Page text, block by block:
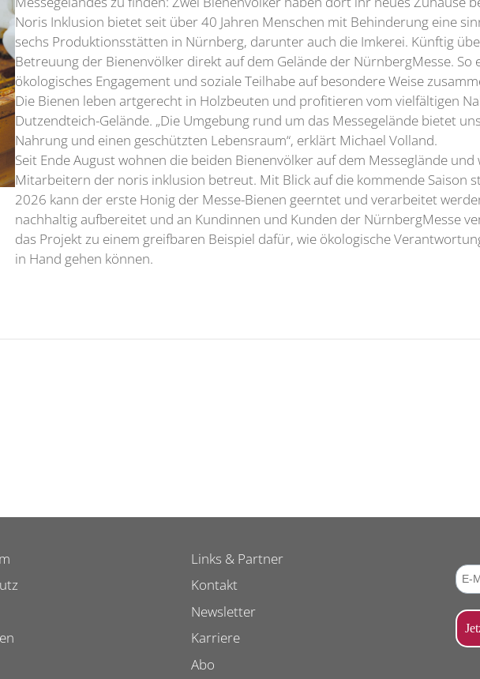
Noris Inklusion bietet seit über 40 Jahren Menschen mit Behinderung eine
sechs Produktionsstätten in Nürnberg, darunter auch die Imkerei. Künftig
Betreuung der Bienenvölker direkt auf dem Gelände der NürnbergMesse. So
ökologisches Engagement und soziale Teilhabe auf besondere Weise
Die Bienen leben artgerecht in Holzbeuten und profitieren vom vielfältigen
Dutzendteich-Gelände. „Die Umgebung rund um das Messegelände bietet
Nahrung und einen geschützten Lebensraum“, erklärt Michael Volland.
Seit Ende August wohnen die beiden Bienenvölker auf dem Messeglände
Mitarbeitern der noris inklusion betreut. Mit Blick auf die kommende Saison
2026 kann der erste Honig der Messe-Bienen geerntet und verarbeitet
nachhaltig aufbereitet und an Kundinnen und Kunden der NürnbergMesse
das Projekt zu einem greifbaren Beispiel dafür, wie ökologische
in Hand gehen können.
Links & Partner
Kontakt
Newsletter
Karriere
Abo